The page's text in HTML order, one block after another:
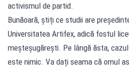
activismul de partid.
Bunăoară, știți ce studii are
Universitatea Artifex, adică fostul
meșteșugărești. Pe lângă ăsta,
este nimic. Va dați seama că omul